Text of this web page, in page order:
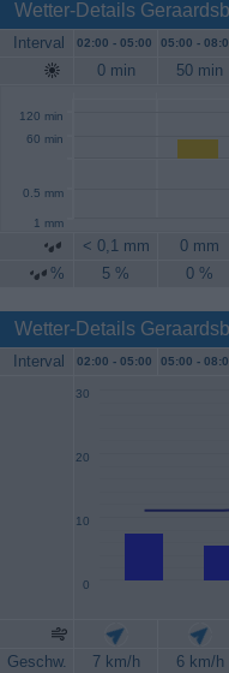
Wetter-Details
Interval 02:00 - 05:00 05:00 -
0 min 50 min
60 min
120 min
0.5 mm
1 mm
< 0,1 mm 0 mm
%
5 % 0 %
Wetter-Details
Interval 02:00 - 05:00 05:00 -
0
10
20
30
Geschw. 7 km/h 6 km/h